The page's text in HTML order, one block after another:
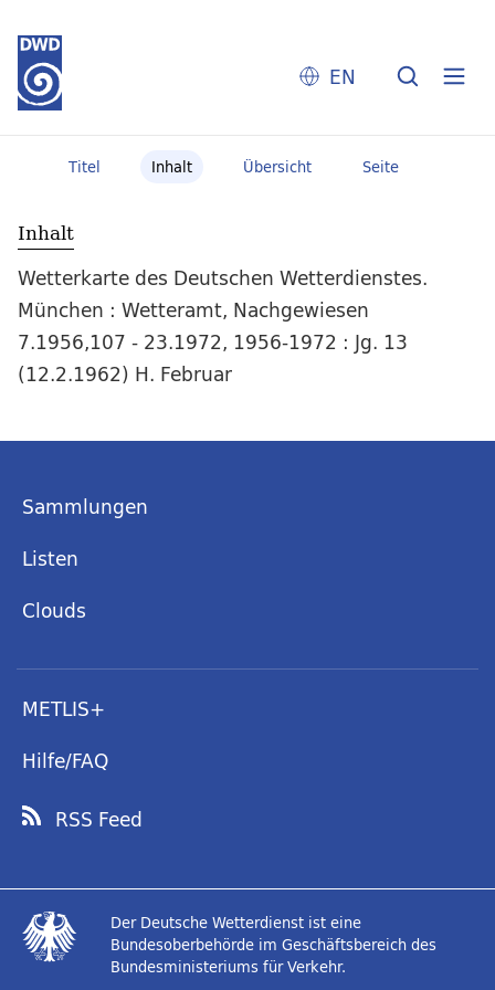
EN
Titel Inhalt Übersicht Seite
Inhalt
Wetterkarte des Deutschen Wetterdienstes.
München : Wetteramt, Nachgewiesen
7.1956,107 - 23.1972, 1956-1972 : Jg. 13
(12.2.1962) H. Februar
Sammlungen
Listen
Clouds
METLIS+
Hilfe/FAQ
RSS Feed
Der Deutsche Wetterdienst ist eine
Bundesoberbehörde im Geschäftsbereich des
Bundesministeriums für Verkehr.